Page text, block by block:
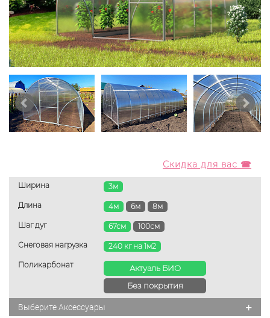
Скидка для вас ☎
Ширина 3м
Длина 8м
6м
4м
Шаг дуг 100см
67см
Снеговая нагрузка 240 кг на 1м2
Поликарбонат
Актуаль БИО
Без покрытия
Выберите Аксессуары +